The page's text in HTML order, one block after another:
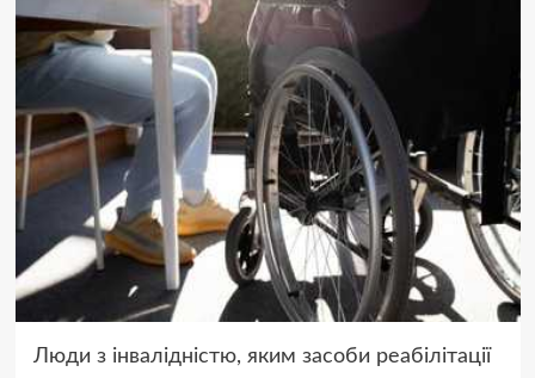
Люди з інвалідністю, яким засоби реабілітації